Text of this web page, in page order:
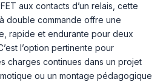
aux contacts d’un relais, cette
double commande offre une
rapide et endurante pour deux
l’option pertinente pour
charges continues dans un projet
ou un montage pédagogique